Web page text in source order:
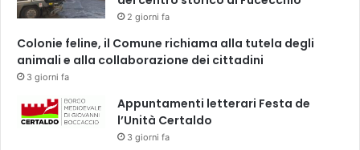
2 giorni fa
Colonie feline, il Comune richiama alla tutela degli
animali e alla collaborazione dei cittadini
3 giorni fa
Appuntamenti letterari Festa de
l’Unità Certaldo
3 giorni fa